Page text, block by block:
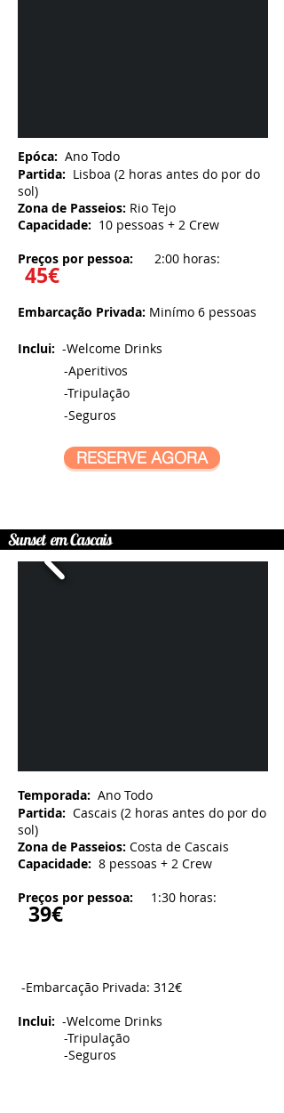
Epóca: Ano Todo
Partida: Lisboa (2 horas antes do por do
sol)
Zona de Passeios: Rio Tejo
Capacidade: 10 pessoas + 2 Crew
Preços por pessoa:
2:00 horas:
45€
Embarcação Privada: Minímo 6 pessoas​
Inclui: -Welcome Drinks
-Aperitivos
-Tripulação
-Seguros
RESERVE AGORA
Sunset em Cascais
Temporada: Ano Todo
Partida: Cascais (2 horas antes do por do
sol)
Zona de Passeios: Costa de Cascais
Capacidade: 8 pessoas + 2 Crew
Preços por pessoa:
1:30 horas:
39€
-Embarcação Privada: 312€​
Inclui: -Welcome Drinks
-Tripulação
-Seguros